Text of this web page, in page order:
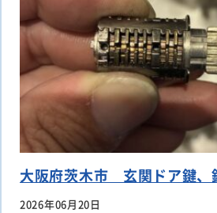
大阪府茨木市 玄関ドア鍵、
2026年06月20日